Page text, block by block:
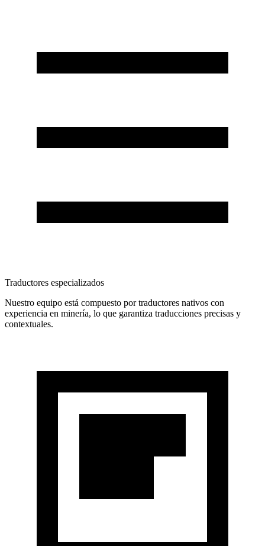
Traductores especializados
Nuestro equipo está compuesto por traductores nativos con
experiencia en minería, lo que garantiza traducciones precisas y
contextuales.